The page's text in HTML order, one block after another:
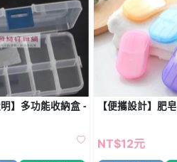
明】多功能收納盒 - 首飾化妝品藥品整
【便攜設計】肥
NT$12元